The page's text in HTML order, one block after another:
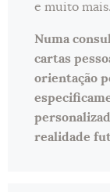
e muito mais.
Numa
cartas
orientação
realidade